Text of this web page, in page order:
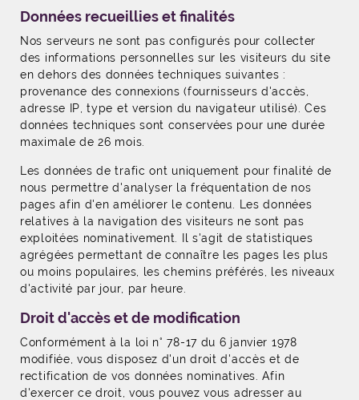
Données recueillies et finalités
Nos serveurs ne sont pas configurés pour collecter
des informations personnelles sur les visiteurs du site
en dehors des données techniques suivantes :
provenance des connexions (fournisseurs d'accès,
adresse IP, type et version du navigateur utilisé). Ces
données techniques sont conservées pour une durée
maximale de 26 mois.
Les données de trafic ont uniquement pour finalité de
nous permettre d'analyser la fréquentation de nos
pages afin d'en améliorer le contenu. Les données
relatives à la navigation des visiteurs ne sont pas
exploitées nominativement. Il s'agit de statistiques
agrégées permettant de connaître les pages les plus
ou moins populaires, les chemins préférés, les niveaux
d'activité par jour, par heure.
Droit d'accès et de modification
Conformément à la loi n° 78-17 du 6 janvier 1978
modifiée, vous disposez d'un droit d'accès et de
rectification de vos données nominatives. Afin
d'exercer ce droit, vous pouvez vous adresser au